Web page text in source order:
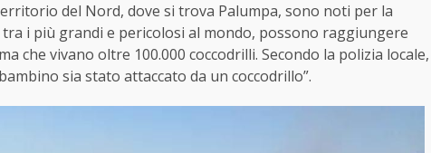
del Nord, dove si trova Palumpa, sono noti per la
i più grandi e pericolosi al mondo, possono raggiungere
che vivano oltre 100.000 coccodrilli. Secondo la polizia locale,
sia stato attaccato da un coccodrillo”.